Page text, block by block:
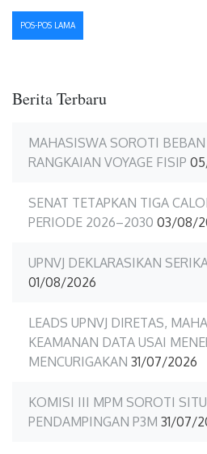
Navigasi
POS-POS LAMA
Berita Terbaru
MAHASISWA SOROTI
RANGKAIAN VOYAGE FISIP
SENAT TETAPKAN TIGA
PERIODE 2026–2030 03/08/
UPNVJ DEKLARASIKAN
01/08/2026
LEADS UPNVJ DIRETAS,
KEAMANAN DATA USAI
MENCURIGAKAN 31/07/2026
KOMISI III MPM SOROTI
PENDAMPINGAN P3M 31/07/